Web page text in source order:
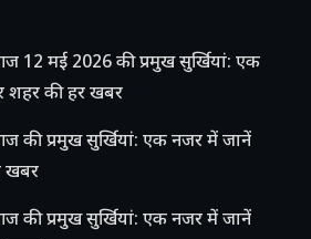
12 मई 2026 की प्रमुख सुर्खियां: एक
शहर की हर खबर
की प्रमुख सुर्खियां: एक नजर में जानें
खबर
की प्रमुख सुर्खियां: एक नजर में जानें